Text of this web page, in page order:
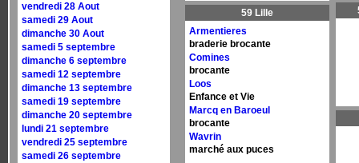
vendredi 28 Aout
samedi 29 Aout
dimanche 30 Aout
samedi 5 septembre
dimanche 6 septembre
samedi 12 septembre
dimanche 13 septembre
samedi 19 septembre
dimanche 20 septembre
lundi 21 septembre
vendredi 25 septembre
samedi 26 septembre
59 Lille
Armentieres
braderie brocante
Comines
brocante
Loos
Enfance et Vie
Marcq en Baroeul
brocante
Wavrin
marché aux puces